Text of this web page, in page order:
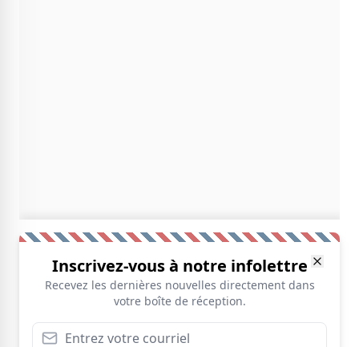
Inscrivez-vous à notre infolettre
Recevez les dernières nouvelles directement dans
votre boîte de réception.